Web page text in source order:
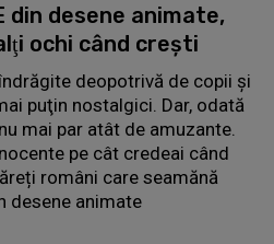
din desene animate,
ochi când creşti
deopotrivă de copii şi
puţin nostalgici. Dar, odată
mai par atât de amuzante.
pe cât credeai când
români care seamănă
desene animate